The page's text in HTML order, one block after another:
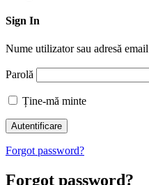
Sign In
Nume utilizator sau adresă email
Parolă
Ține-mă minte
Forgot password?
Forgot password?